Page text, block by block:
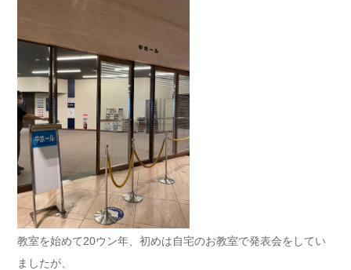
教室を始めて20ウン年、初めは自宅のお教室で発表会をしてい
ましたが、